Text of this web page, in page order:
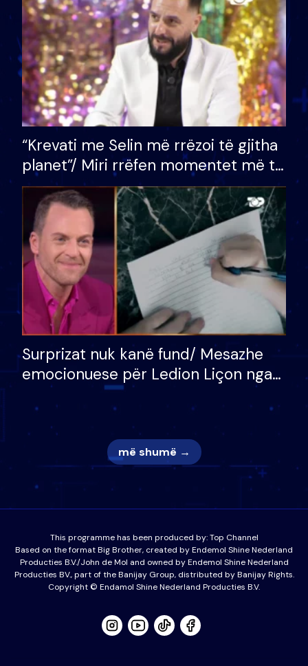
“Krevati me Selin më rrëzoi të gjitha
planet”/ Miri rrëfen momentet më të
bukura në shtëpinë e BB VIP: Do më
mungojë zilja e mëngjesit kur…
Surprizat nuk kanë fund/ Mesazhe
emocionuese për Ledion Liçon nga
nëna dhe fëmijët e tij, moderatori
nuk i mban dot lotët: Nuk meritoj…
më shumë →
This programme has been produced by:Top Channel
Based on the format Big Brother, created by Endemol Shine Nederland
Producties B.V./John de Mol and owned by Endemol Shine Nederland
Producties BV., part of the Banijay Group, distributed by Banijay Rights.
Copyright © Endamol Shine Nederland Producties B.V.